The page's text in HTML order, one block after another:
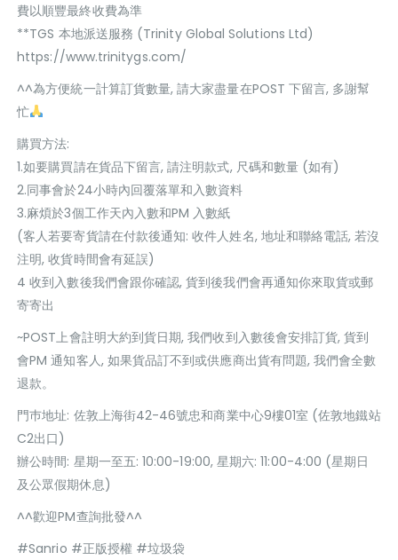
費以順豐最終收費為準
**TGS 本地派送服務 (Trinity Global Solutions Ltd)
https://www.trinitygs.com/
^^為方便統一計算訂貨數量, 請大家盡量在POST 下留言, 多謝幫
忙
購買方法:
1.如要購買請在貨品下留言, 請注明款式, 尺碼和數量 (如有)
2.同事會於24小時內回覆落單和入數資料
3.麻煩於3個工作天內入數和PM 入數紙
(客人若要寄貨請在付款後通知: 收件人姓名, 地址和聯絡電話, 若沒
注明, 收貨時間會有延誤)
4 收到入數後我們會跟你確認, 貨到後我們會再通知你來取貨或郵
寄寄出
~POST上會註明大約到貨日期, 我們收到入數後會安排訂貨, 貨到
會PM 通知客人, 如果貨品訂不到或供應商出貨有問題, 我們會全數
退款。
門巿地址: 佐敦上海街42-46號忠和商業中心9樓01室 (佐敦地鐵站
C2出口)
辦公時間: 星期一至五: 10:00-19:00, 星期六: 11:00-4:00 (星期日
及公眾假期休息)
^^歡迎PM查詢批發^^
#Sanrio #正版授權 #垃圾袋